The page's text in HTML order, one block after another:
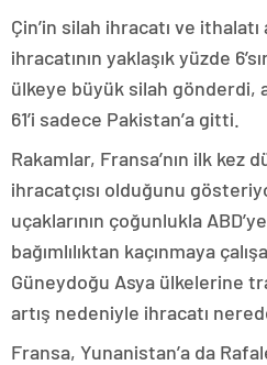
Çin’in silah ihracatı ve
ihracatının yaklaşık yüzde
ülkeye büyük silah gönderdi,
61’i sadece Pakistan’a gitti.
Rakamlar, Fransa’nın ilk kez
ihracatçısı olduğunu
uçaklarının çoğunlukla
bağımlılıktan kaçınmaya
Güneydoğu Asya ülkelerine
artış nedeniyle ihracatı
Fransa, Yunanistan’a da